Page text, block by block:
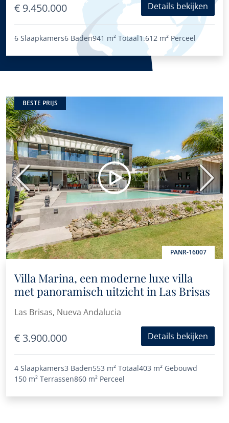
€ 9.450.000 Details bekijken
6 Slaapkamers6 Baden941 m² Totaal1.612 m² Perceel
BESTE PRIJS
PANR-16007
Vorige
Villa Marina, een moderne luxe villa
met panoramisch uitzicht in Las Brisas
Las Brisas, Nueva Andalucia
€ 3.900.000 Details bekijken
4 Slaapkamers3 Baden553 m² Totaal403 m² Gebouwd
150 m² Terrassen860 m² Perceel